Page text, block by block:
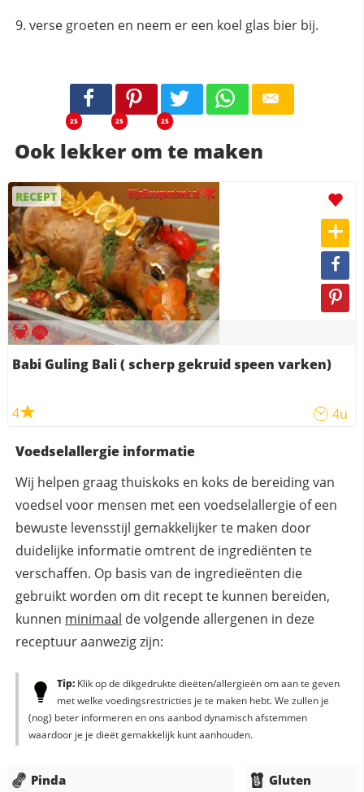
verse groeten en neem er een koel glas bier bij.
25 25 25
Ook lekker om te maken
RECEPT
Babi Guling Bali ( scherp gekruid speen varken)
4 4u
Voedselallergie informatie
Wij helpen graag thuiskoks en koks de bereiding van
voedsel voor mensen met een voedselallergie of een
bewuste levensstijl gemakkelijker te maken door
duidelijke informatie omtrent de ingrediënten te
verschaffen. Op basis van de ingredieënten die
gebruikt worden om dit recept te kunnen bereiden,
kunnen minimaal de volgende allergenen in deze
receptuur aanwezig zijn:
Tip:Klik op de dikgedrukte dieëten/allergieën om aan te geven
met welke voedingsrestricties je te maken hebt. We zullen je
(nog) beter informeren en ons aanbod dynamisch afstemmen
waardoor je je dieët gemakkelijk kunt aanhouden.
Pinda Gluten